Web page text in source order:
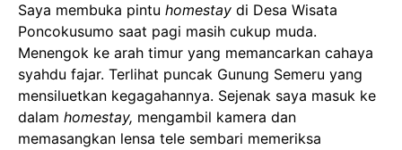
Saya membuka pintu homestay di Desa Wisata
Poncokusumo saat pagi masih cukup muda.
Menengok ke arah timur yang memancarkan cahaya
syahdu fajar. Terlihat puncak Gunung Semeru yang
mensiluetkan kegagahannya. Sejenak saya masuk ke
dalam homestay, mengambil kamera dan
memasangkan lensa tele sembari memeriksa